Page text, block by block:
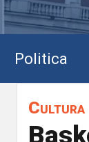
Politica
Cultura